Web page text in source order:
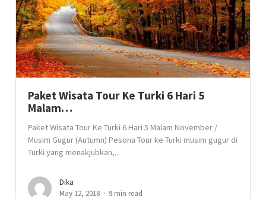
Paket Wisata Tour Ke Turki 6 Hari 5
Malam…
Paket Wisata Tour Ke Turki 6 Hari 5 Malam November /
Musim Gugur (Autumn) Pesona Tour ke Turki musim gugur di
Turki yang menakjubkan,...
Dika
May 12, 2018
9 min read